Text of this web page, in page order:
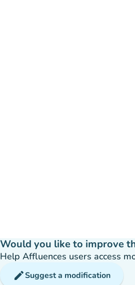
Would you like to improve
Help Affluences users access
editSuggest a modification